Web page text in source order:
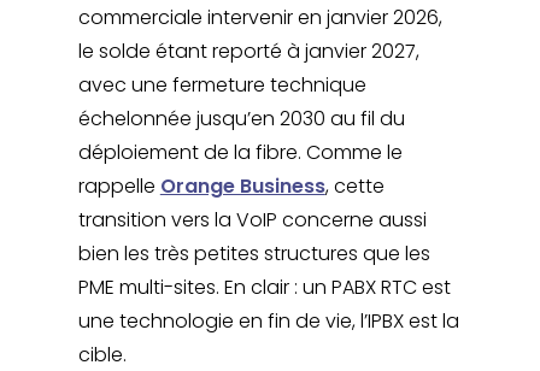
commerciale intervenir en janvier 2026,
le solde étant reporté à janvier 2027,
avec une fermeture technique
échelonnée jusqu’en 2030 au fil du
déploiement de la fibre. Comme le
rappelle Orange Business, cette
transition vers la VoIP concerne aussi
bien les très petites structures que les
PME multi-sites. En clair : un PABX RTC est
une technologie en fin de vie, l’IPBX est la
cible.